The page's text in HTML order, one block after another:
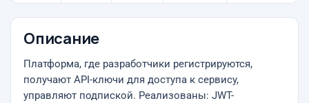
Описание
Платформа, где разработчики регистрируются,
получают API-ключи для доступа к сервису,
управляют подпиской. Реализованы: JWT-